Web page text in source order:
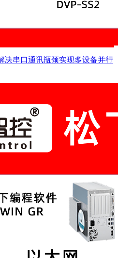
决串口通讯瓶颈实现多设备并行